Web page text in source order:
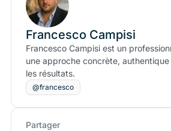
Francesco Campisi
Francesco Campisi est un
une approche concrète,
les résultats.
@francesco
Partager